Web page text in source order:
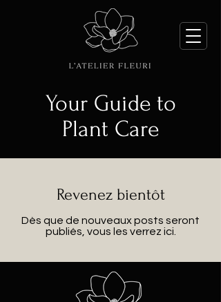
Your Guide to
Plant Care
Revenez bientôt
Dès que de nouveaux posts seront
publiés, vous les verrez ici.